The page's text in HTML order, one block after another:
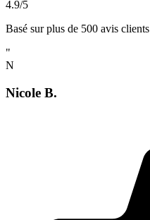
4.9/5
Basé sur plus de 500 avis clients
"
N
Nicole B.